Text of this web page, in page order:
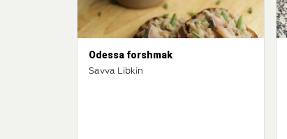
Odessa forshmak
Savva Libkin